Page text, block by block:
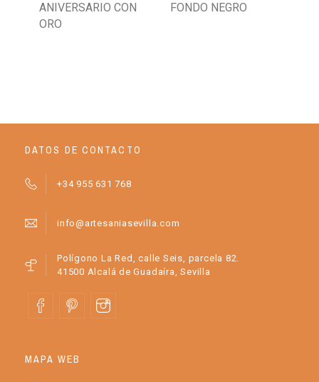
ANIVERSARIO CON
ORO
FONDO NEGRO
DATOS DE CONTACTO
+34 955 631 768
info@artesaniasevilla.com
Polígono La Red, calle Seis, parcela 82.
41500 Alcalá de Guadaíra, Sevilla
MAPA WEB